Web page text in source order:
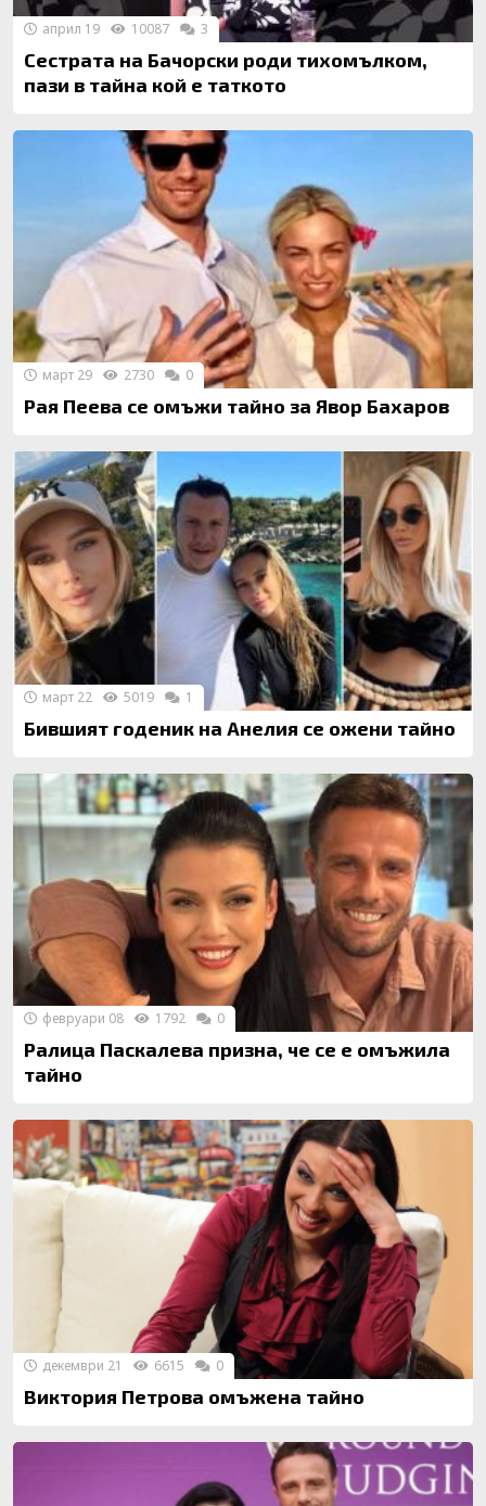
Сестрата на Бачорски роди тихомълком,
пази в тайна кой е таткото
април 19 10087 3
Рая Пеева се омъжи тайно за Явор Бахаров
март 29 2730 0
Бившият годеник на Анелия се ожени тайно
март 22 5019 1
Ралица Паскалева призна, че се е омъжила
тайно
февруари 08 1792 0
Виктория Петрова омъжена тайно
декември 21 6615 0